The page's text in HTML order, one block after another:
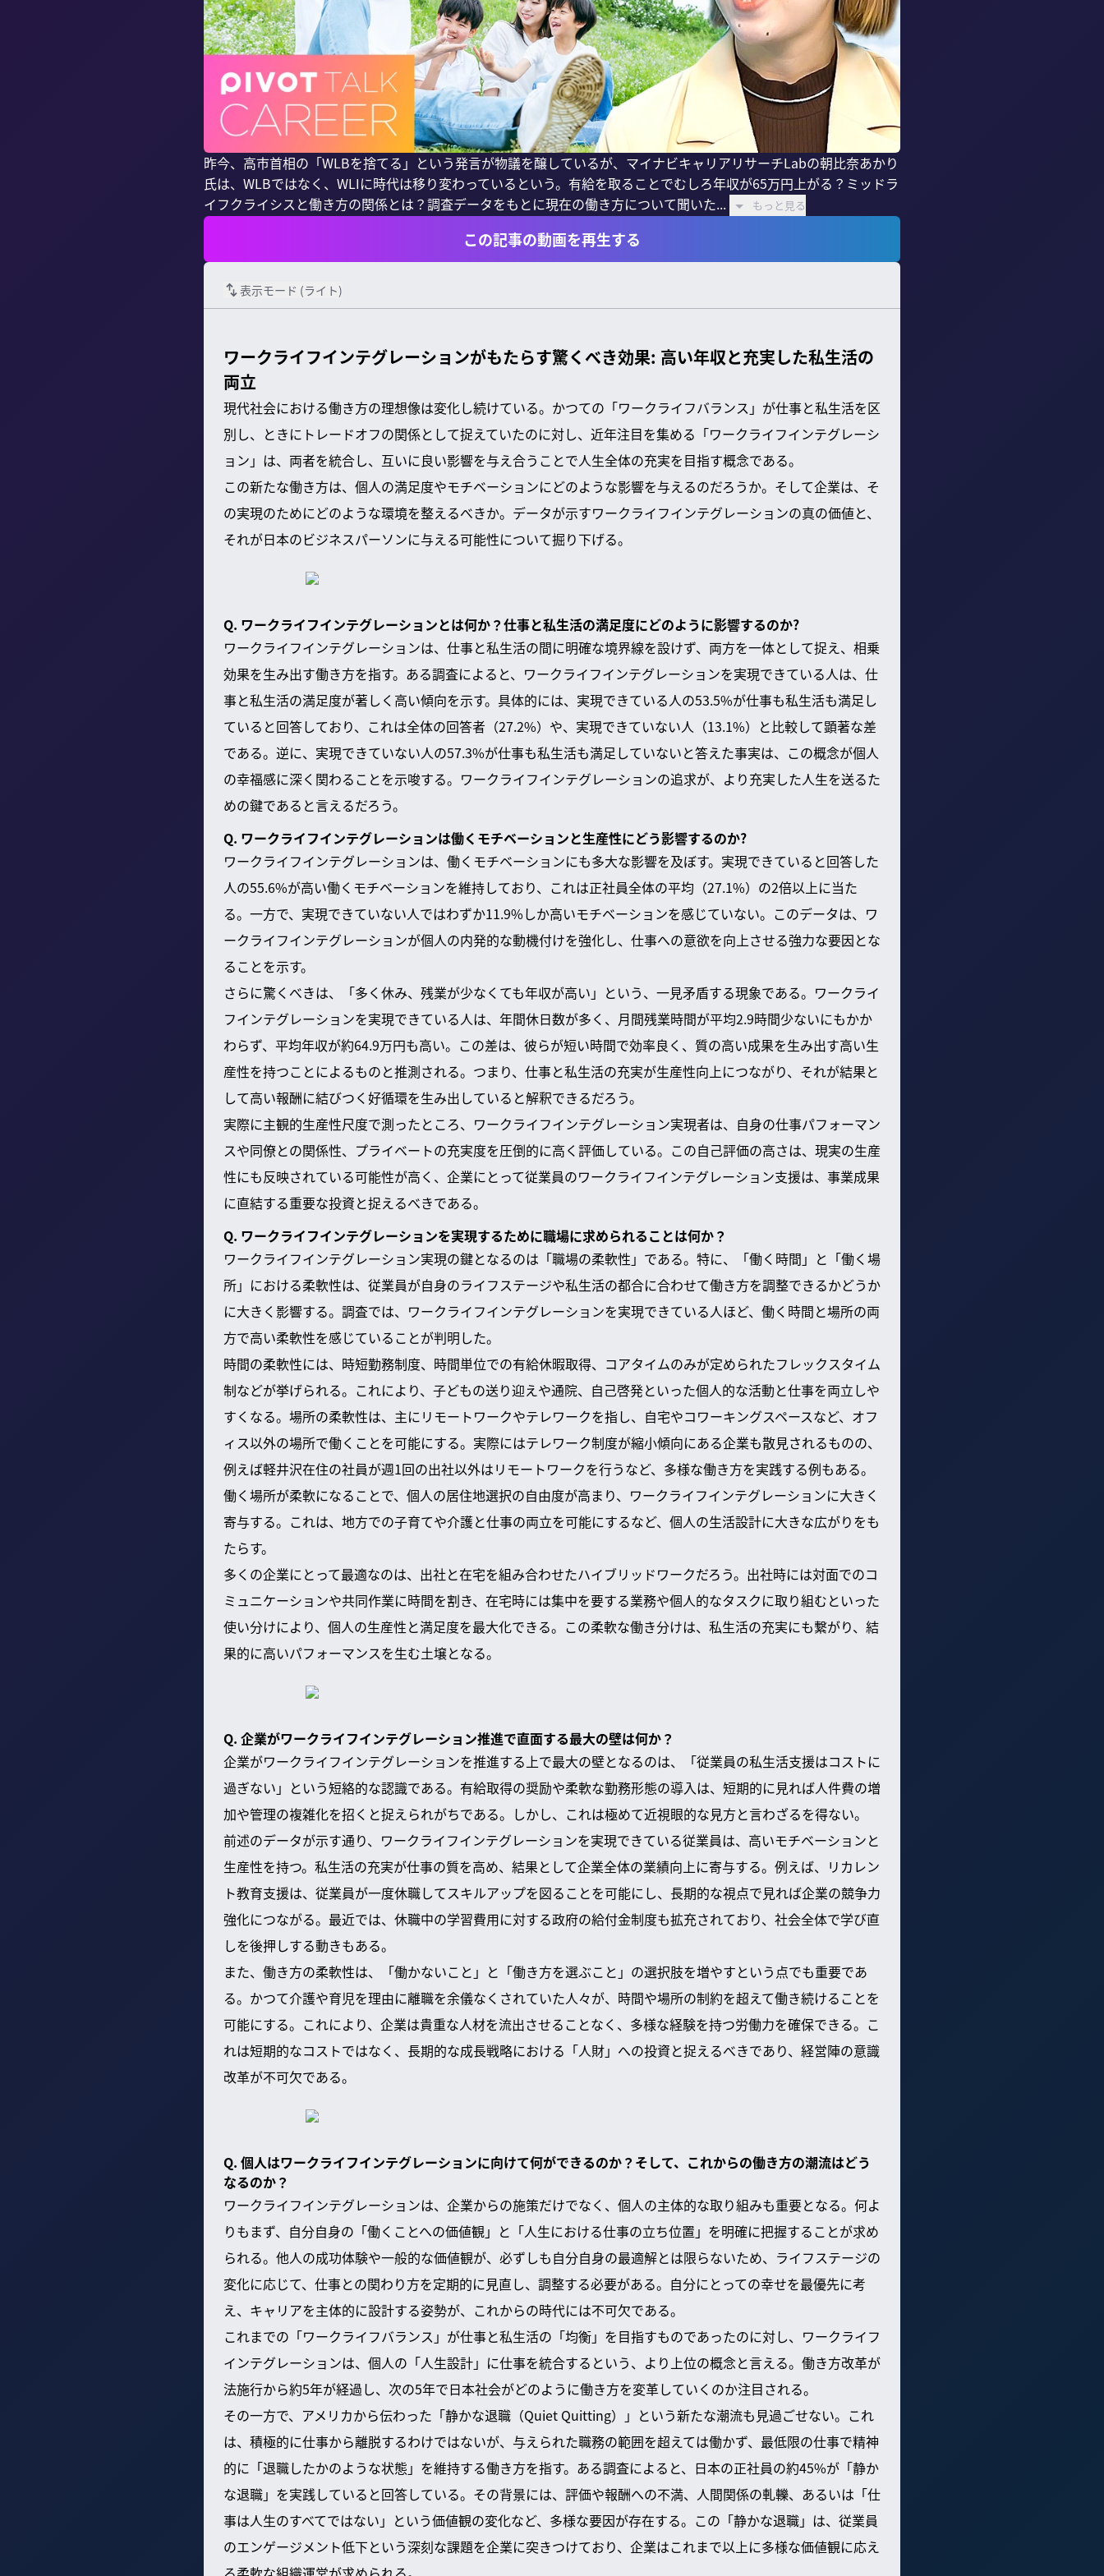
昨今、高市首相の「WLBを捨てる」という発言が物議を醸しているが、マイナビキャリアリサーチLabの朝比奈あかり
氏は、WLBではなく、WLIに時代は移り変わっているという。有給を取ることでむしろ年収が65万円上がる？ミッドラ
イフクライシスと働き方の関係とは？調査データをもとに現在の働き方について聞いた...
もっと見る
この記事の動画を再生する
表示モード (ライト)
ワークライフインテグレーションがもたらす驚くべき効果: 高い年収と充実した私生活の
両立
現代社会における働き方の理想像は変化し続けている。かつての「ワークライフバランス」が仕事と私生活を区
別し、ときにトレードオフの関係として捉えていたのに対し、近年注目を集める「ワークライフインテグレーシ
ョン」は、両者を統合し、互いに良い影響を与え合うことで人生全体の充実を目指す概念である。
この新たな働き方は、個人の満足度やモチベーションにどのような影響を与えるのだろうか。そして企業は、そ
の実現のためにどのような環境を整えるべきか。データが示すワークライフインテグレーションの真の価値と、
それが日本のビジネスパーソンに与える可能性について掘り下げる。
Q. ワークライフインテグレーションとは何か？仕事と私生活の満足度にどのように影響するのか?
ワークライフインテグレーションは、仕事と私生活の間に明確な境界線を設けず、両方を一体として捉え、相乗
効果を生み出す働き方を指す。ある調査によると、ワークライフインテグレーションを実現できている人は、仕
事と私生活の満足度が著しく高い傾向を示す。具体的には、実現できている人の53.5%が仕事も私生活も満足し
ていると回答しており、これは全体の回答者（27.2%）や、実現できていない人（13.1%）と比較して顕著な差
である。逆に、実現できていない人の57.3%が仕事も私生活も満足していないと答えた事実は、この概念が個人
の幸福感に深く関わることを示唆する。ワークライフインテグレーションの追求が、より充実した人生を送るた
めの鍵であると言えるだろう。
Q. ワークライフインテグレーションは働くモチベーションと生産性にどう影響するのか?
ワークライフインテグレーションは、働くモチベーションにも多大な影響を及ぼす。実現できていると回答した
人の55.6%が高い働くモチベーションを維持しており、これは正社員全体の平均（27.1%）の2倍以上に当た
る。一方で、実現できていない人ではわずか11.9%しか高いモチベーションを感じていない。このデータは、ワ
ークライフインテグレーションが個人の内発的な動機付けを強化し、仕事への意欲を向上させる強力な要因とな
ることを示す。
さらに驚くべきは、「多く休み、残業が少なくても年収が高い」という、一見矛盾する現象である。ワークライ
フインテグレーションを実現できている人は、年間休日数が多く、月間残業時間が平均2.9時間少ないにもかか
わらず、平均年収が約64.9万円も高い。この差は、彼らが短い時間で効率良く、質の高い成果を生み出す高い生
産性を持つことによるものと推測される。つまり、仕事と私生活の充実が生産性向上につながり、それが結果と
して高い報酬に結びつく好循環を生み出していると解釈できるだろう。
実際に主観的生産性尺度で測ったところ、ワークライフインテグレーション実現者は、自身の仕事パフォーマン
スや同僚との関係性、プライベートの充実度を圧倒的に高く評価している。この自己評価の高さは、現実の生産
性にも反映されている可能性が高く、企業にとって従業員のワークライフインテグレーション支援は、事業成果
に直結する重要な投資と捉えるべきである。
Q. ワークライフインテグレーションを実現するために職場に求められることは何か？
ワークライフインテグレーション実現の鍵となるのは「職場の柔軟性」である。特に、「働く時間」と「働く場
所」における柔軟性は、従業員が自身のライフステージや私生活の都合に合わせて働き方を調整できるかどうか
に大きく影響する。調査では、ワークライフインテグレーションを実現できている人ほど、働く時間と場所の両
方で高い柔軟性を感じていることが判明した。
時間の柔軟性には、時短勤務制度、時間単位での有給休暇取得、コアタイムのみが定められたフレックスタイム
制などが挙げられる。これにより、子どもの送り迎えや通院、自己啓発といった個人的な活動と仕事を両立しや
すくなる。場所の柔軟性は、主にリモートワークやテレワークを指し、自宅やコワーキングスペースなど、オフ
ィス以外の場所で働くことを可能にする。実際にはテレワーク制度が縮小傾向にある企業も散見されるものの、
例えば軽井沢在住の社員が週1回の出社以外はリモートワークを行うなど、多様な働き方を実践する例もある。
働く場所が柔軟になることで、個人の居住地選択の自由度が高まり、ワークライフインテグレーションに大きく
寄与する。これは、地方での子育てや介護と仕事の両立を可能にするなど、個人の生活設計に大きな広がりをも
たらす。
多くの企業にとって最適なのは、出社と在宅を組み合わせたハイブリッドワークだろう。出社時には対面でのコ
ミュニケーションや共同作業に時間を割き、在宅時には集中を要する業務や個人的なタスクに取り組むといった
使い分けにより、個人の生産性と満足度を最大化できる。この柔軟な働き分けは、私生活の充実にも繋がり、結
果的に高いパフォーマンスを生む土壌となる。
Q. 企業がワークライフインテグレーション推進で直面する最大の壁は何か？
企業がワークライフインテグレーションを推進する上で最大の壁となるのは、「従業員の私生活支援はコストに
過ぎない」という短絡的な認識である。有給取得の奨励や柔軟な勤務形態の導入は、短期的に見れば人件費の増
加や管理の複雑化を招くと捉えられがちである。しかし、これは極めて近視眼的な見方と言わざるを得ない。
前述のデータが示す通り、ワークライフインテグレーションを実現できている従業員は、高いモチベーションと
生産性を持つ。私生活の充実が仕事の質を高め、結果として企業全体の業績向上に寄与する。例えば、リカレン
ト教育支援は、従業員が一度休職してスキルアップを図ることを可能にし、長期的な視点で見れば企業の競争力
強化につながる。最近では、休職中の学習費用に対する政府の給付金制度も拡充されており、社会全体で学び直
しを後押しする動きもある。
また、働き方の柔軟性は、「働かないこと」と「働き方を選ぶこと」の選択肢を増やすという点でも重要であ
る。かつて介護や育児を理由に離職を余儀なくされていた人々が、時間や場所の制約を超えて働き続けることを
可能にする。これにより、企業は貴重な人材を流出させることなく、多様な経験を持つ労働力を確保できる。こ
れは短期的なコストではなく、長期的な成長戦略における「人財」への投資と捉えるべきであり、経営陣の意識
改革が不可欠である。
Q. 個人はワークライフインテグレーションに向けて何ができるのか？そして、これからの働き方の潮流はどう
なるのか？
ワークライフインテグレーションは、企業からの施策だけでなく、個人の主体的な取り組みも重要となる。何よ
りもまず、自分自身の「働くことへの価値観」と「人生における仕事の立ち位置」を明確に把握することが求め
られる。他人の成功体験や一般的な価値観が、必ずしも自分自身の最適解とは限らないため、ライフステージの
変化に応じて、仕事との関わり方を定期的に見直し、調整する必要がある。自分にとっての幸せを最優先に考
え、キャリアを主体的に設計する姿勢が、これからの時代には不可欠である。
これまでの「ワークライフバランス」が仕事と私生活の「均衡」を目指すものであったのに対し、ワークライフ
インテグレーションは、個人の「人生設計」に仕事を統合するという、より上位の概念と言える。働き方改革が
法施行から約5年が経過し、次の5年で日本社会がどのように働き方を変革していくのか注目される。
その一方で、アメリカから伝わった「静かな退職（Quiet Quitting）」という新たな潮流も見過ごせない。これ
は、積極的に仕事から離脱するわけではないが、与えられた職務の範囲を超えては働かず、最低限の仕事で精神
的に「退職したかのような状態」を維持する働き方を指す。ある調査によると、日本の正社員の約45%が「静か
な退職」を実践していると回答している。その背景には、評価や報酬への不満、人間関係の軋轢、あるいは「仕
事は人生のすべてではない」という価値観の変化など、多様な要因が存在する。この「静かな退職」は、従業員
のエンゲージメント低下という深刻な課題を企業に突きつけており、企業はこれまで以上に多様な価値観に応え